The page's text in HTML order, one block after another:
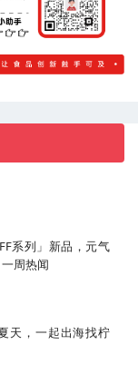
系列」新品，元气
周热闻
天，一起出海找柠